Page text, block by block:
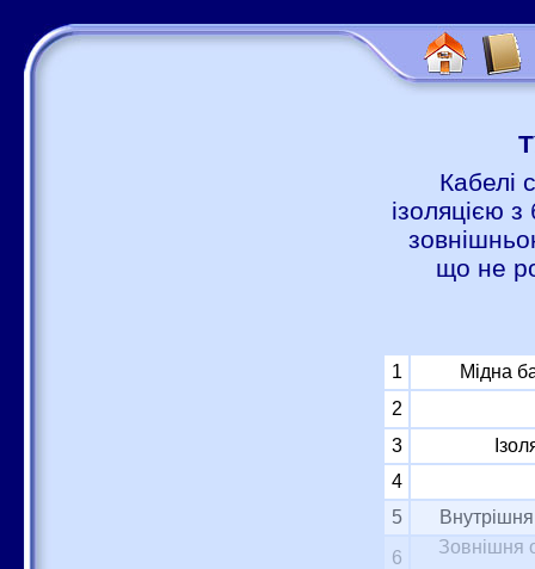
Кабелі
ізоляцією з
що не
1
Мідна
2
3
4
5
Внутрішня
6
Зовнішня